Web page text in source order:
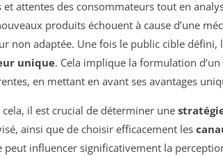
et attentes des consommateurs tout en
produits échouent à cause d’une
non adaptée. Une fois le public cible défini,
unique. Cela implique la formulation
en mettant en avant ses avantages
cela, il est crucial de déterminer une
ainsi que de choisir efficacement les
peut influencer significativement la